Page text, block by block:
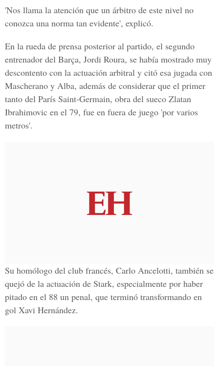
'Nos llama la atención que un árbitro de este nivel no
conozca una norma tan evidente', explicó.
En la rueda de prensa posterior al partido, el segundo
entrenador del Barça, Jordi Roura, se había mostrado muy
descontento con la actuación arbitral y citó esa jugada con
Mascherano y Alba, además de considerar que el primer
tanto del París Saint-Germain, obra del sueco Zlatan
Ibrahimovic en el 79, fue en fuera de juego 'por varios
metros'.
Su homólogo del club francés, Carlo Ancelotti, también se
quejó de la actuación de Stark, especialmente por haber
pitado en el 88 un penal, que terminó transformando en
gol Xavi Hernández.